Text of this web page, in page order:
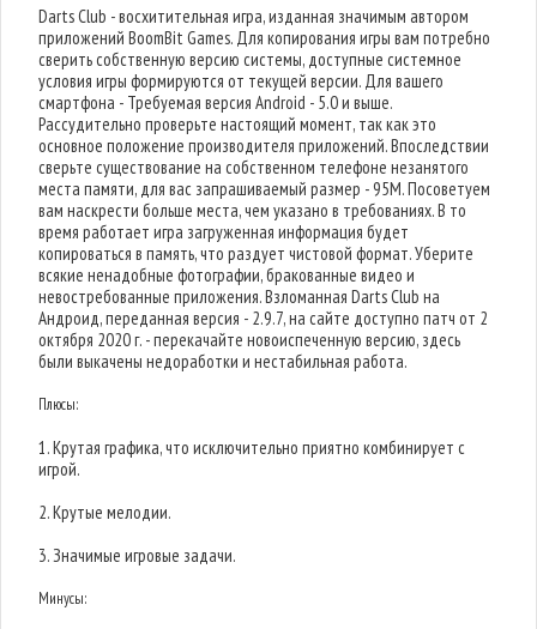
Darts Club - восхитительная игра, изданная значимым автором
приложений BoomBit Games. Для копирования игры вам потребно
сверить собственную версию системы, доступные системное
условия игры формируются от текущей версии. Для вашего
смартфона - Требуемая версия Android - 5.0 и выше.
Рассудительно проверьте настоящий момент, так как это
основное положение производителя приложений. Впоследствии
сверьте существование на собственном телефоне незанятого
места памяти, для вас запрашиваемый размер - 95M. Посоветуем
вам наскрести больше места, чем указано в требованиях. В то
время работает игра загруженная информация будет
копироваться в память, что раздует чистовой формат. Уберите
всякие ненадобные фотографии, бракованные видео и
невостребованные приложения. Взломанная Darts Club на
Андроид, переданная версия - 2.9.7, на сайте доступно патч от 2
октября 2020 г. - перекачайте новоиспеченную версию, здесь
были выкачены недоработки и нестабильная работа.
Плюсы:
1. Крутая графика, что исключительно приятно комбинирует с
игрой.
2. Крутые мелодии.
3. Значимые игровые задачи.
Минусы: